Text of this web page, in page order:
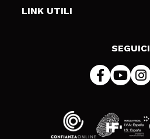
Metodi di pagamamento
Termini e condizioni
LINK UTILI
SEGUICI